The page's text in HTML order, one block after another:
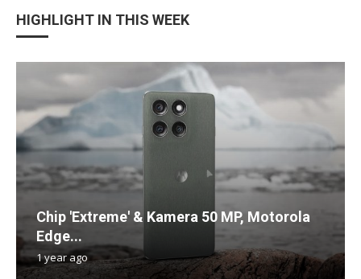
HIGHLIGHT IN THIS WEEK
Chip 'Extreme' & Kamera 50 MP, Motorola
Edge...
1 year ago